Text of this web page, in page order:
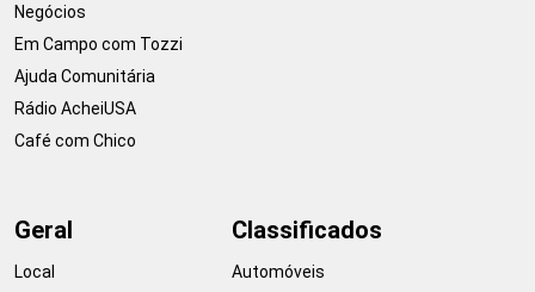
Negócios
Em Campo com Tozzi
Ajuda Comunitária
Rádio AcheiUSA
Café com Chico
Geral
Local
Classificados
Automóveis